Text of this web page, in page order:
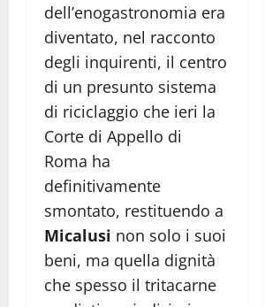
dell’enogastronomia era
diventato, nel racconto
degli inquirenti, il centro
di un presunto sistema
di riciclaggio che ieri la
Corte di Appello di
Roma ha
definitivamente
smontato, restituendo a
Micalusi non solo i suoi
beni, ma quella dignità
che spesso il tritacarne